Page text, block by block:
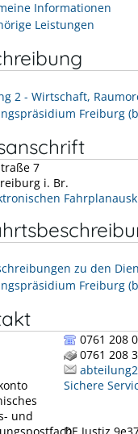
Informationen
Leistungen
2 - Wirtschaft,
Freiburg
7
i. Br.
zu den
Freiburg
0761 208 0
0761 208
Sichere
und